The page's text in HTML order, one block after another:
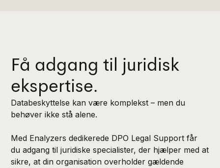
Få adgang til juridisk
ekspertise.
Databeskyttelse kan være komplekst – men du
behøver ikke stå alene.
Med Enalyzers dedikerede DPO Legal Support får
du adgang til juridiske specialister, der hjælper med at
sikre, at din organisation overholder gældende